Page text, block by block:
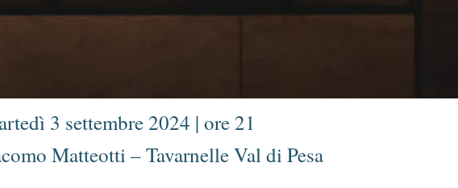
3 settembre 2024 | ore 21
Matteotti – Tavarnelle Val di Pesa